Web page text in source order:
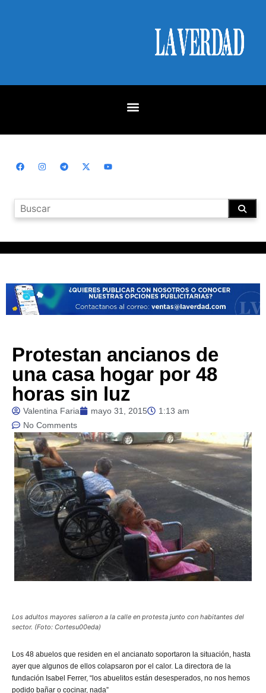
Protestan ancianos de
una casa hogar por 48
horas sin luz
Valentina Faria mayo 31, 2015
1:13 am
No Comments
Los adultos mayores salieron a la calle en protesta junto con habitantes del
sector. (Foto: Cortesu00eda)
Los 48 abuelos que residen en el ancianato soportaron la situación, hasta
ayer que algunos de ellos colapsaron por el calor. La directora de la
fundación Isabel Ferrer, “los abuelitos están desesperados, no nos hemos
podido bañar o cocinar, nada”